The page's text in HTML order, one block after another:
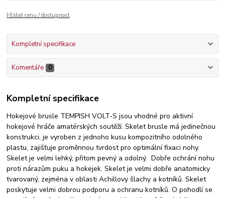
Hlídat cenu / dostupnost
Kompletní specifikace
Komentáře 0
Kompletní specifikace
Hokejové brusle TEMPISH VOLT-S jsou vhodné pro aktivní
hokejové hráče amatérských soutěží. Skelet brusle má jedinečnou
konstrukci, je vyroben z jednoho kusu kompozitního odolného
plastu, zajišťuje proměnnou tvrdost pro optimální fixaci nohy.
Skelet je velmi lehký, přitom pevný a odolný. Dobře ochrání nohu
proti nárazům puku a hokejek. Skelet je velmi dobře anatomicky
tvarovaný, zejména v oblasti Achillovy šlachy a kotníků. Skelet
poskytuje velmi dobrou podporu a ochranu kotníků. O pohodlí se